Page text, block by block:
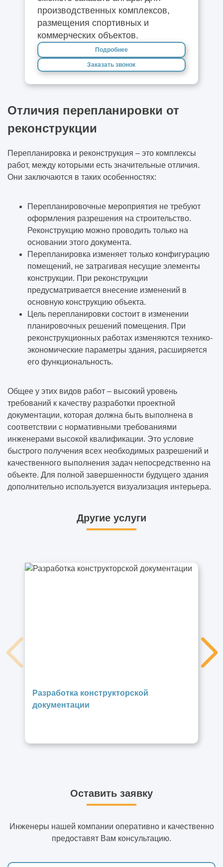
производственных комплексов,
размещения спортивных и
коммерческих объектов.
Подробнее
Заказать звонок
Отличия перепланировки от
реконструкции
Перепланировка и реконструкция – это комплексы
работ, между которыми есть значительные отличия.
Они заключаются в таких особенностях:
Перепланировочные мероприятия не требуют
оформления разрешения на строительство.
Реконструкцию можно проводить только на
основании этого документа.
Перепланировка изменяет только конфигурацию
помещений, не затрагивая несущие элементы
конструкции. При реконструкции
предусматривается внесение изменений в
основную конструкцию объекта.
Цель перепланировки состоит в изменении
планировочных решений помещения. При
реконструкционных работах изменяются технико-
экономические параметры здания, расширяется
его функциональность.
Общее у этих видов работ – высокий уровень
требований к качеству разработки проектной
документации, которая должна быть выполнена в
соответствии с нормативными требованиями
инженерами высокой квалификации. Это условие
быстрого получения всех необходимых разрешений и
качественного выполнения задач непосредственно на
объекте. Для полной завершенности будущего здания
дополнительно используется визуализация интерьера.
Другие услуги
Разработка конструкторской
документации
Оставить заявку
Инженеры нашей компании оперативно и качественно
предоставят Вам консультацию.